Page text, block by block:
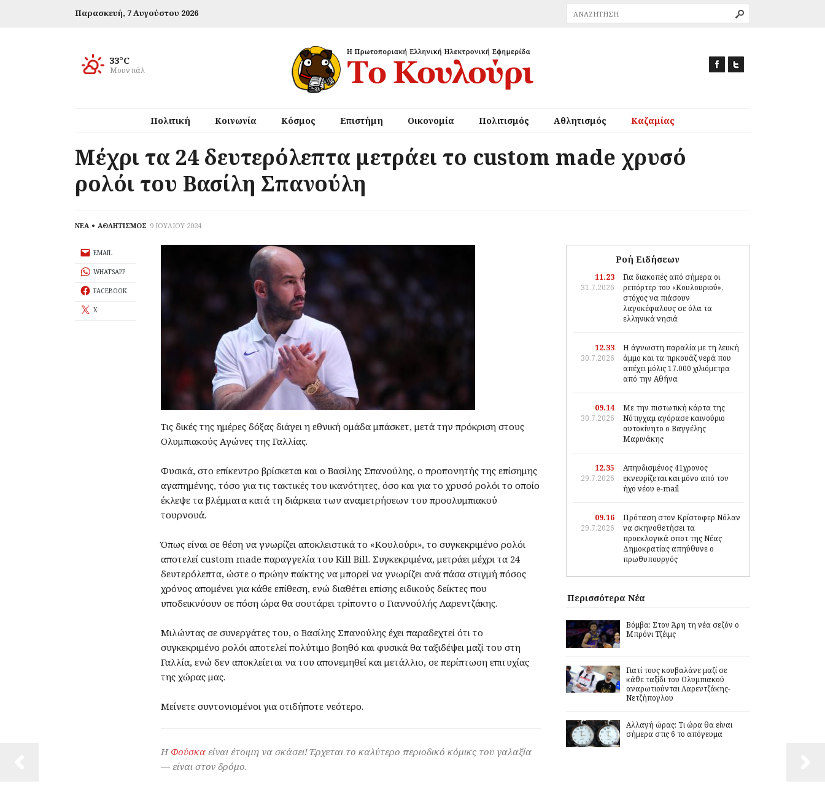
Μουντιάλ
33°C
Παρασκευή, 7 Αυγούστου 2026
Πολιτική Κοινωνία Κόσμος Επιστήμη Οικονομία Πολιτισμός Αθλητισμός Καζαμίας
Μέχρι τα 24 δευτερόλεπτα μετράει το custom made χρυσό
ρολόι του Βασίλη Σπανούλη
ΝΕΑ ΑΘΛΗΤΙΣΜΟΣ 9 ΙΟΥΛΙΟΥ 2024
Τις δικές της ημέρες δόξας διάγει η εθνική ομάδα μπάσκετ, μετά την πρόκριση στους
Ολυμπιακούς Αγώνες της Γαλλίας.
Φυσικά, στο επίκεντρο βρίσκεται και ο Βασίλης Σπανούλης, ο προπονητής της επίσημης
αγαπημένης, τόσο για τις τακτικές του ικανότητες, όσο και για το χρυσό ρολόι το οποίο
έκλεψε τα βλέμματα κατά τη διάρκεια των αναμετρήσεων του προολυμπιακού
τουρνουά.
Όπως είναι σε θέση να γνωρίζει αποκλειστικά το «Κουλούρι», το συγκεκριμένο ρολόι
αποτελεί custom made παραγγελία του Kill Bill. Συγκεκριμένα, μετράει μέχρι τα 24
δευτερόλεπτα, ώστε ο πρώην παίκτης να μπορεί να γνωρίζει ανά πάσα στιγμή πόσος
χρόνος απομένει για κάθε επίθεση, ενώ διαθέτει επίσης ειδικούς δείκτες που
υποδεικνύουν σε πόση ώρα θα σουτάρει τρίποντο ο Γιαννούλής Λαρεντζάκης.
Μιλώντας σε συνεργάτες του, ο Βασίλης Σπανούλης έχει παραδεχτεί ότι το
συγκεκριμένο ρολόι αποτελεί πολύτιμο βοηθό και φυσικά θα ταξιδέψει μαζί του στη
Γαλλία, ενώ δεν αποκλείεται να του απονεμηθεί και μετάλλιο, σε περίπτωση επιτυχίας
της χώρας μας.
Μείνετε συντονισμένοι για οτιδήποτε νεότερο.
Η Φούσκα είναι έτοιμη να σκάσει! Έρχεται το καλύτερο περιοδικό κόμικς του γαλαξία
— είναι στον δρόμο.
EMAIL
WHATSAPP
FACEBOOK
X
Ροή Ειδήσεων
11.23
31.7.2026
Για διακοπές από σήμερα οι
ρεπόρτερ του «Κουλουριού»,
στόχος να πιάσουν
λαγοκέφαλους σε όλα τα
ελληνικά νησιά
12.33
30.7.2026
Η άγνωστη παραλία με τη λευκή
άμμο και τα τιρκουάζ νερά που
απέχει μόλις 17.000 χιλιόμετρα
από την Αθήνα
09.14
30.7.2026
Με την πιστωτική κάρτα της
Νότιγχαμ αγόρασε καινούριο
αυτοκίνητο ο Βαγγέλης
Μαρινάκης
12.35
29.7.2026
Απηυδισμένος 41χρονος
εκνευρίζεται και μόνο από τον
ήχο νέου e-mail
09.16
29.7.2026
Πρόταση στον Κρίστοφερ Νόλαν
να σκηνοθετήσει τα
προεκλογικά σποτ της Νέας
Δημοκρατίας απηύθυνε ο
πρωθυπουργός
Περισσότερα Νέα
Βόμβα: Στον Άρη τη νέα σεζόν ο
Μπρόνι Τζέιμς
Γιατί τους κουβαλάνε μαζί σε
κάθε ταξίδι του Ολυμπιακού
αναρωτιούνται Λαρεντζάκης-
Νετζήπογλου
Αλλαγή ώρας: Τι ώρα θα είναι
σήμερα στις 6 το απόγευμα